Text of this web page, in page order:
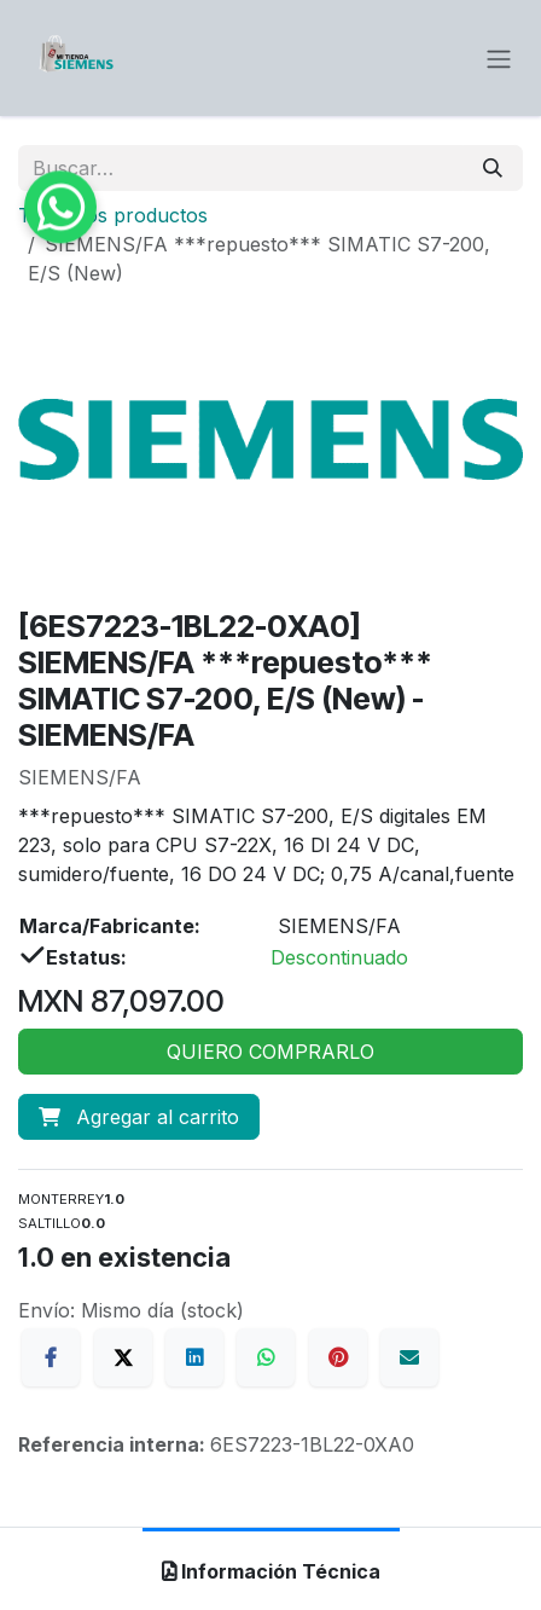
Todos los productos
SIEMENS/FA ***repuesto*** SIMATIC S7-200,
E/S (New)
[6ES7223-1BL22-0XA0]
SIEMENS/FA ***repuesto***
SIMATIC S7-200, E/S (New) -
SIEMENS/FA
SIEMENS/FA
***repuesto*** SIMATIC S7-200, E/S digitales EM
223, solo para CPU S7-22X, 16 DI 24 V DC,
sumidero/fuente, 16 DO 24 V DC; 0,75 A/canal,fuente
Marca/Fabricante:
SIEMENS/FA
Estatus:
Descontinuado
MXN 87,097.00
QUIERO COMPRARLO
Agregar al carrito
MONTERREY1.0
SALTILLO0.0
1.0 en existencia
Envío: Mismo día (stock)
Referencia interna: 6ES7223-1BL22-0XA0
Información Técnica